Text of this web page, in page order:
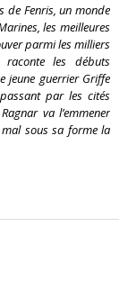
de Fenris, un monde
les meilleures
parmi les milliers
raconte les débuts
jeune guerrier Griffe
par les cités
va l’emmener
mal sous sa forme la